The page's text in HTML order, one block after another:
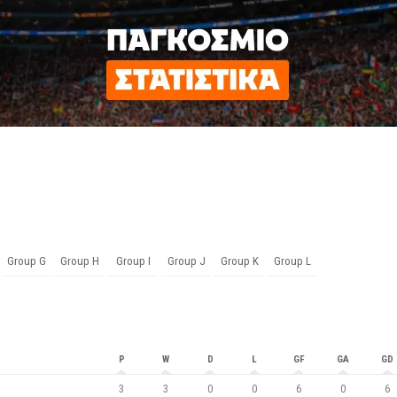
Group G Group H Group I Group J Group K Group L
P W D L GF GA GD
3 3 0 0 6 0 6